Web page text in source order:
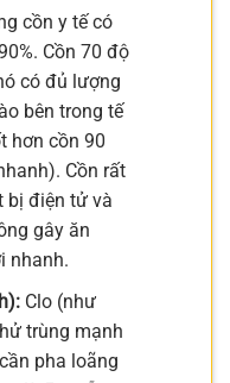
cồn y tế có
Cồn 70 độ
có đủ lượng
bên trong tế
hơn cồn 90
Cồn rất
bị điện tử và
gây ăn
nhanh.
Clo (như
trùng mạnh
pha loãng